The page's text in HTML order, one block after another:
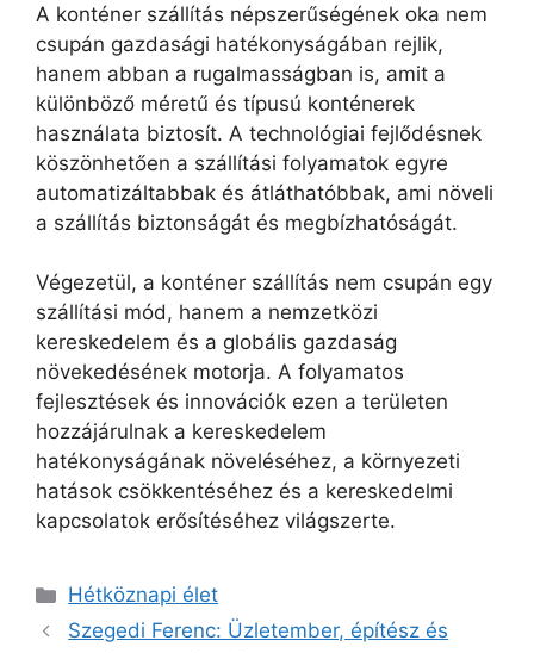
A konténer szállítás népszerűségének oka nem
csupán gazdasági hatékonyságában rejlik,
hanem abban a rugalmasságban is, amit a
különböző méretű és típusú konténerek
használata biztosít. A technológiai fejlődésnek
köszönhetően a szállítási folyamatok egyre
automatizáltabbak és átláthatóbbak, ami növeli
a szállítás biztonságát és megbízhatóságát.
Végezetül, a konténer szállítás nem csupán egy
szállítási mód, hanem a nemzetközi
kereskedelem és a globális gazdaság
növekedésének motorja. A folyamatos
fejlesztések és innovációk ezen a területen
hozzájárulnak a kereskedelem
hatékonyságának növeléséhez, a környezeti
hatások csökkentéséhez és a kereskedelmi
kapcsolatok erősítéséhez világszerte.
Kategória
Hétköznapi élet
Szegedi Ferenc: Üzletember, építész és